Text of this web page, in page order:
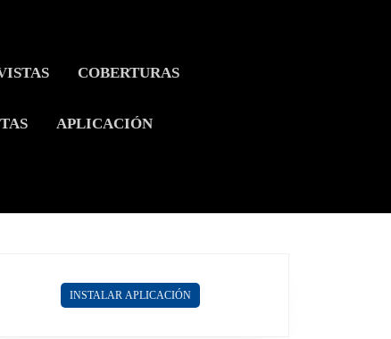
COBERTURAS
APLICACIÓN
INSTALAR APLICACIÓN